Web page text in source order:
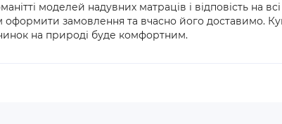
моделей надувних матраців і відповість на
замовлення та вчасно його доставимо.
на природі буде комфортним.